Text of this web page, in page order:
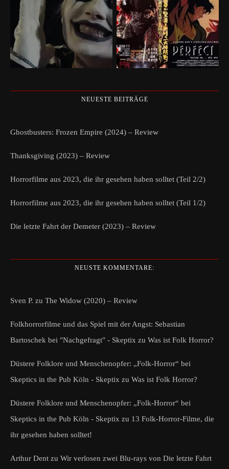
NEUESTE BEITRÄGE
Ghostbusters: Frozen Empire (2024) – Review
Thanksgiving (2023) – Review
Horrorfilme aus 2023, die ihr gesehen haben solltet (Teil 2/2)
Horrorfilme aus 2023, die ihr gesehen haben solltet (Teil 1/2)
Die letzte Fahrt der Demeter (2023) – Review
NEUSTE KOMMENTARE:
Sven P. zu The Widow (2020) – Review
Folkhorrorfilme und das Spiel mit der Angst: Sebastian
Bartoschek bei "Nachgefragt" - Skeptix zu Was ist Folk Horror?
Düstere Folklore und Menschenopfer: „Folk-Horror“ bei
Skeptics in the Pub Köln - Skeptix zu Was ist Folk Horror?
Düstere Folklore und Menschenopfer: „Folk-Horror“ bei
Skeptics in the Pub Köln - Skeptix zu 13 Folk-Horror-Filme, die
ihr gesehen haben solltet!
Arthur Dent zu Wir verlosen zwei Blu-rays von Die letzte Fahrt